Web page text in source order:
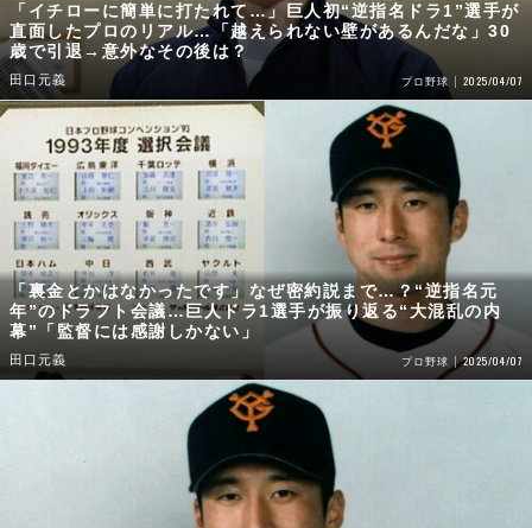
「イチローに簡単に打たれて…」巨人初“逆指名ドラ1”選手が
直面したプロのリアル…「越えられない壁があるんだな」30
歳で引退→意外なその後は？
田口元義 プロ野球 2025/04/07
「裏金とかはなかったです」なぜ密約説まで…？“逆指名元
年”のドラフト会議…巨人ドラ1選手が振り返る“大混乱の内
幕”「監督には感謝しかない」
田口元義 プロ野球 2025/04/07